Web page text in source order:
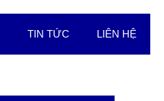
TIN TỨC LIÊN HỆ